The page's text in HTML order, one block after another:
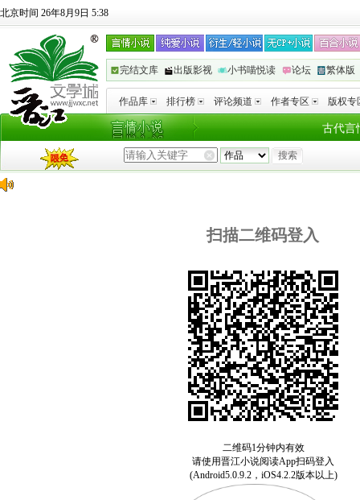
北京时间 26年8月9日 5:38
完结文库 出版影视 小书喵悦读 论坛 繁体版
作品库 排行榜 评论频道 作者专区 版权专
古代言
扫描二维码登入